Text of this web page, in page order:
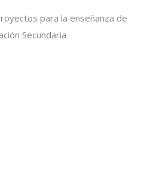
para la enseñanza de
Secundaria